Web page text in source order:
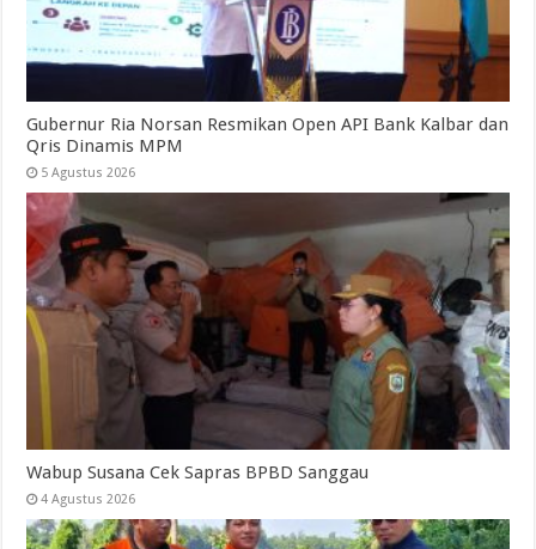
Gubernur Ria Norsan Resmikan Open API Bank Kalbar dan
Qris Dinamis MPM
5 Agustus 2026
Wabup Susana Cek Sapras BPBD Sanggau
4 Agustus 2026